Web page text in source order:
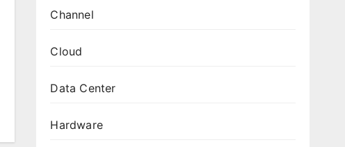
Channel
Cloud
Data Center
Hardware